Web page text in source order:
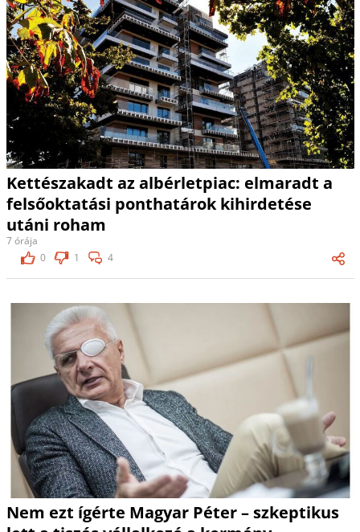
Kettészakadt az albérletpiac: elmaradt a
felsőoktatási ponthatárok kihirdetése
utáni roham
7 órája
0
1 4
Nem ezt ígérte Magyar Péter – szkeptikus